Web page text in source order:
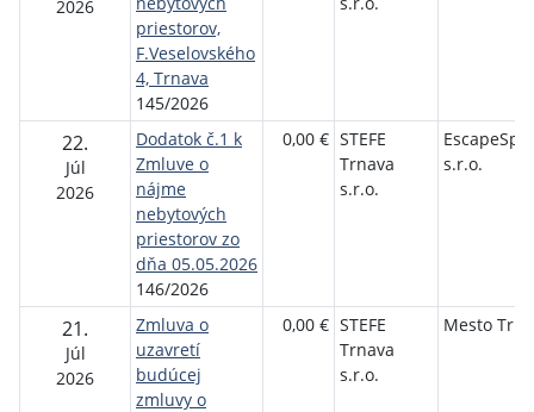
2026
priestorov,
F.Veselovského
4, Trnava
145/2026
22.
Júl
2026
Dodatok č.1 k
Zmluve o
nájme
nebytových
priestorov zo
dňa 05.05.2026
146/2026
0,00 € STEFE
Trnava
s.r.o.
s.r.o.
21.
Júl
2026
Zmluva o
uzavretí
budúcej
zmluvy o
0,00 € STEFE
Trnava
s.r.o.
Mesto